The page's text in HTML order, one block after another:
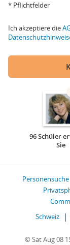
* Pflichtfelder
Ich akzeptiere die
96 Schüler
Sie
Personensuche
Schweiz
© Sat Aug 08